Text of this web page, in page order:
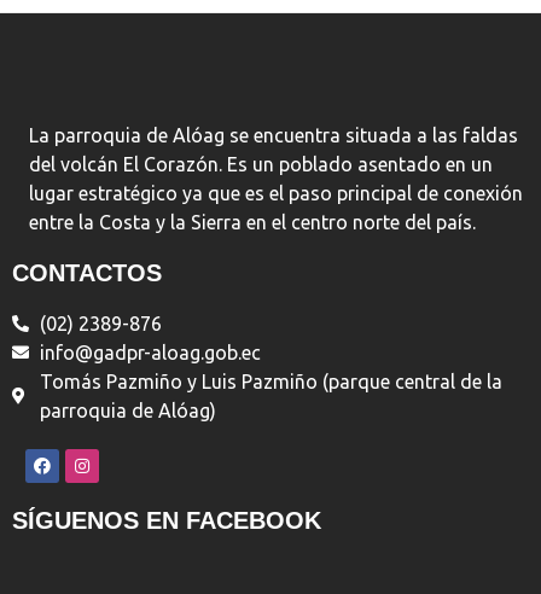
La parroquia de Alóag se encuentra situada a las faldas
del volcán El Corazón. Es un poblado asentado en un
lugar estratégico ya que es el paso principal de conexión
entre la Costa y la Sierra en el centro norte del país.
CONTACTOS
(02) 2389-876
info@gadpr-aloag.gob.ec
Tomás Pazmiño y Luis Pazmiño (parque central de la
parroquia de Alóag)
SÍGUENOS EN FACEBOOK